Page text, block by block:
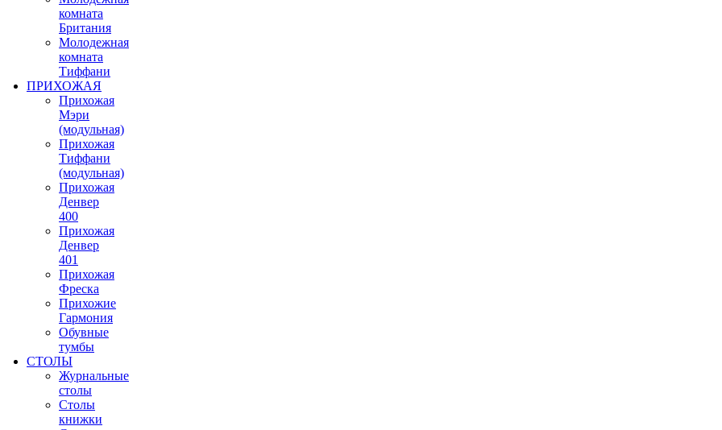
комната
Британия
Молодежная
комната
Тиффани
ПРИХОЖАЯ
Прихожая
Мэри
(модульная)
Прихожая
Тиффани
(модульная)
Прихожая
Денвер
400
Прихожая
Денвер
401
Прихожая
Фреска
Прихожие
Гармония
Обувные
тумбы
СТОЛЫ
Журнальные
столы
Столы
книжки